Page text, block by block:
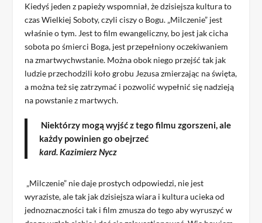
Kiedyś jeden z papieży wspomniał, że dzisiejsza kultura to
czas Wielkiej Soboty, czyli ciszy o Bogu. „Milczenie” jest
właśnie o tym. Jest to film ewangeliczny, bo jest jak cicha
sobota po śmierci Boga, jest przepełniony oczekiwaniem
na zmartwychwstanie. Można obok niego przejść tak jak
ludzie przechodzili koło grobu Jezusa zmierzając na święta,
a można też się zatrzymać i pozwolić wypełnić się nadzieją
na powstanie z martwych.
Niektórzy mogą wyjść z tego filmu zgorszeni, ale
każdy powinien go obejrzeć
kard. Kazimierz Nycz
„Milczenie” nie daje prostych odpowiedzi, nie jest
wyraziste, ale tak jak dzisiejsza wiara i kultura ucieka od
jednoznaczności tak i film zmusza do tego aby wyruszyć w